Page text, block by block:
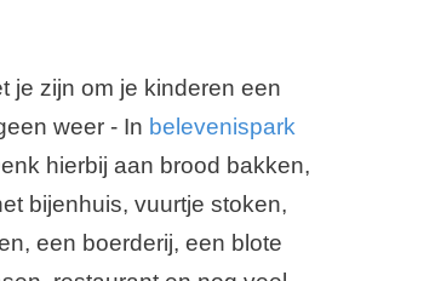
je zijn om je kinderen een
weer - In belevenispark
hierbij aan brood bakken,
bijenhuis, vuurtje stoken,
een boerderij, een blote